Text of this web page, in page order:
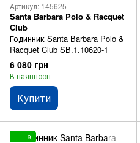
Артикул: 145625
Santa Barbara Polo & Racquet
Club
Годинник Santa Barbara Polo &
Racquet Club SB.1.10620-1
6 080 грн
В наявності
Купити
9